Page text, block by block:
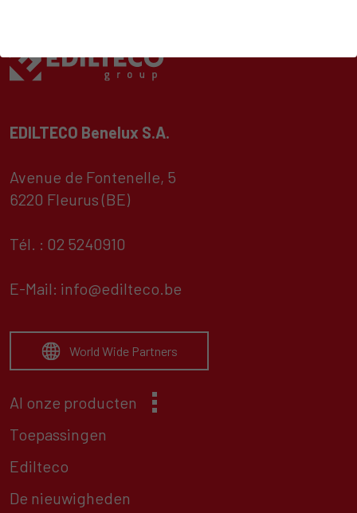
EDILTECO Benelux S.A.
Avenue de Fontenelle, 5
6220 Fleurus (BE)
Tél. : 02 5240910
E-Mail: info@edilteco.be
World Wide Partners
Al onze producten
Toepassingen
Edilteco
De nieuwigheden